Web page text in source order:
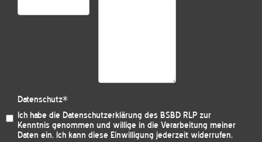
Datenschutz*
Ich habe die Datenschutzerklärung des BSBD RLP zur
Kenntnis genommen und willige in die Verarbeitung meiner
Daten ein. Ich kann diese Einwilligung jederzeit widerrufen.